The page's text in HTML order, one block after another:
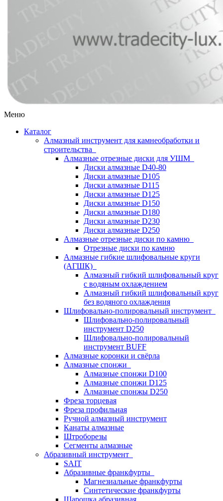
Меню
Каталог
Алмазный инструмент для камнеобработки и
строительства
Алмазные отрезные диски для УШМ
Диски алмазные D40-80
Диски алмазные D105
Диски алмазные D115
Диски алмазные D125
Диски алмазные D150
Диски алмазные D180
Диски алмазные D230
Диски алмазные D250
Алмазные отрезные диски по камню
Отрезные диски по камню
Алмазные гибкие шлифовальные круги
(АГШК)
Алмазный гибкий шлифовальный круг
с водяным охлаждением
Алмазный гибкий шлифовальный круг
без водяного охлаждения
Шлифовально-полировальный инструмент
Шлифовально-полировальный
инструмент D250
Шлифовально-полировальный
инструмент BUFF
Алмазные коронки и свёрла
Алмазные спонжи
Алмазные спонжи D100
Алмазные спонжи D125
Алмазные спонжы D250
Фреза торцевая
Фреза профильная
Ручной алмазный инструмент
Канаты алмазные
Штроборезы
Сегменты алмазные
Абразивный инструмент
SAIT
Абразивные франкфурты
Магнезиальные франкфурты
Синтетические франкфурты
Шарошка абразивная